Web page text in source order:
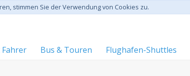
stimmen Sie der Verwendung von Cookies zu.
Bus & Touren Flughafen-Shuttles